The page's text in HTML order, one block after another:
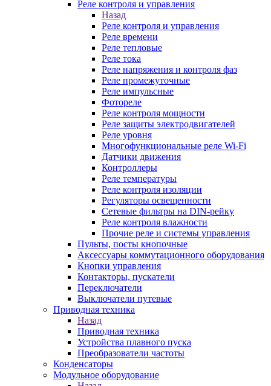
Реле контроля и управления
Назад
Реле контроля и управления
Реле времени
Реле тепловые
Реле тока
Реле напряжения и контроля фаз
Реле промежуточные
Реле импульсные
Фотореле
Реле контроля мощности
Реле защиты электродвигателей
Реле уровня
Многофункциональные реле Wi-Fi
Датчики движения
Контроллеры
Реле температуры
Реле контроля изоляции
Регуляторы освещенности
Сетевые фильтры на DIN-рейку
Реле контроля влажности
Прочие реле и системы управления
Пульты, посты кнопочные
Аксессуары коммутационного оборудования
Кнопки управления
Контакторы, пускатели
Переключатели
Выключатели путевые
Приводная техника
Назад
Приводная техника
Устройства плавного пуска
Преобразователи частоты
Конденсаторы
Модульное оборудование